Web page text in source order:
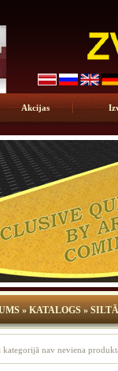
Akcijas
»KATALOGS»
kategorijā nav neviena